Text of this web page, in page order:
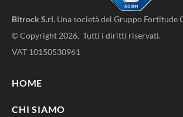
Bitrock S.rl. Una società del Gruppo Fortitude
© Copyright 2026. Tutti i diritti riservati.
VAT 10150530961
HOME
CHI SIAMO